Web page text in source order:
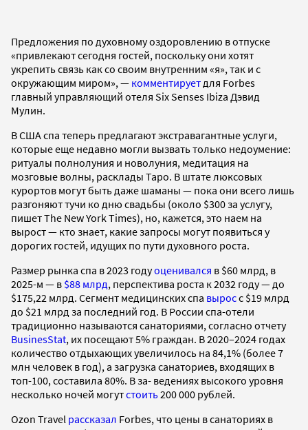
Предложения по духовному оздоровлению в отпуске
«привлекают сегодня гостей, поскольку они хотят
укрепить связь как со своим внутренним «я», так и с
окружающим миром», — комментируетдля Forbes
главный управляющий отеля Six Senses Ibiza Дэвид
Мулин.
В США спа теперь предлагают экстравагантные услуги,
которые еще недавно могли вызвать только недоумение:
ритуалы полнолуния и новолуния, медитация на
мозговые волны, расклады Таро. В штате люксовых
курортов могут быть даже шаманы — пока они всего лишь
разгоняют тучи ко дню свадьбы (около $300 за услугу,
пишет The New York Times), но, кажется, это наем на
вырост — кто знает, какие запросы могут появиться у
дорогих гостей, идущих по пути духовного роста.
Размер рынка спа в 2023 годуоценивался в $60 млрд, в
2025-м — в $88 млрд, перспектива роста к 2032 году — до
$175,22 млрд. Сегмент медицинских спа выросс $19 млрд
до $21 млрд за последний год. В России спа-отели
традиционно называются санаториями, согласно отчету
BusinesStat, их посещают 5% граждан. В 2020–2024 годах
количество отдыхающих увеличилось на 84,1% (более 7
млн человек в год), а загрузка санаториев, входящих в
топ-100, составила 80%. В за- ведениях высокого уровня
несколько ночей могутстоить200 000 рублей.
Ozon Travel рассказал Forbes, что цены в санаториях в